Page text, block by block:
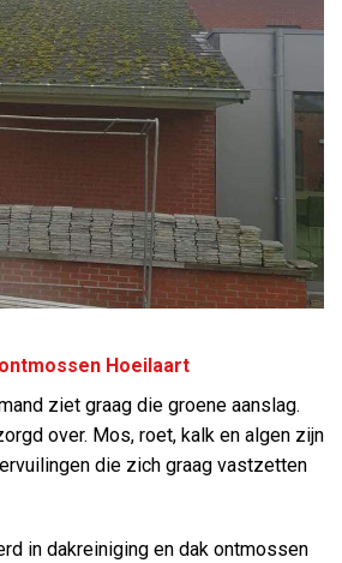
Hoeilaart
ziet graag die groene aanslag.
over. Mos, roet, kalk en algen zijn
die zich graag vastzetten
in dakreiniging en dak ontmossen